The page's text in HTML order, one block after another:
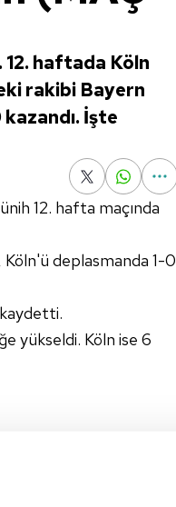
haftada Köln
rakibi Bayern
İşte
12. hafta maçında
deplasmanda 1-0
kaydetti.
yükseldi. Köln ise 6